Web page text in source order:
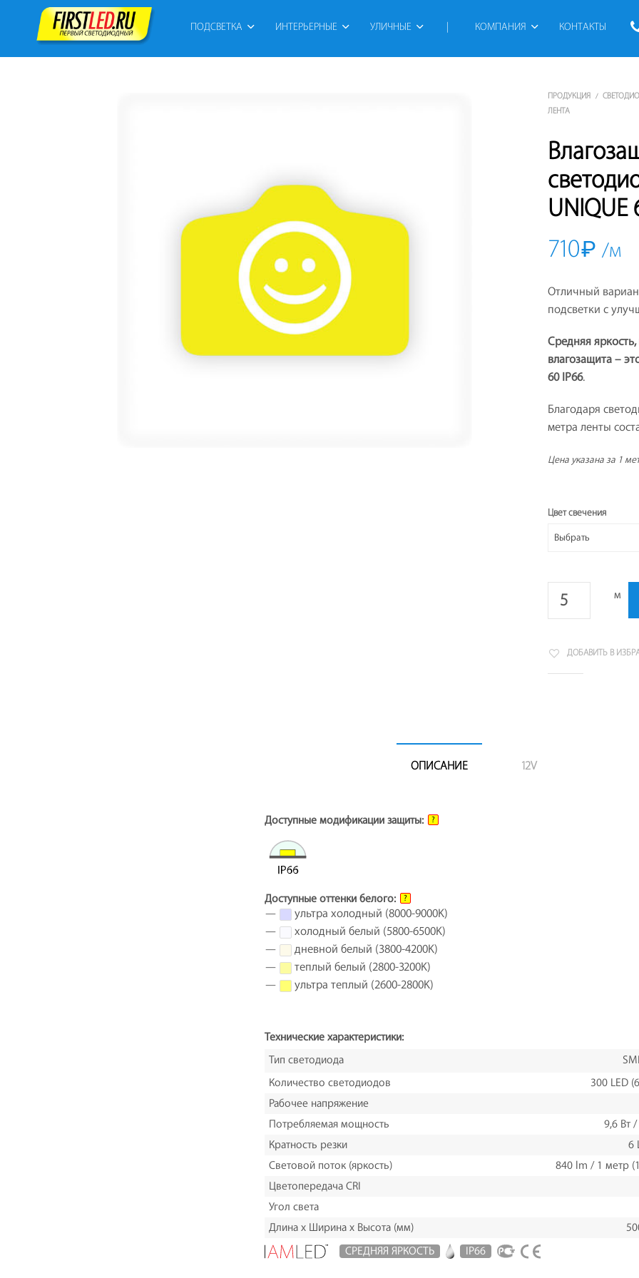
ПОДСВЕТКА ИНТЕРЬЕРНЫЕ УЛИЧНЫЕ КОМПАНИЯ КОНТАКТЫ
ПРОДУКЦИЯ /
ЛЕНТА
UNIQUE
710₽ /м
Отличный
подсветки с
Средняя
влагозащита –
60 IP66.
Благодаря
метра ленты
Цена указана за 1
Цвет свечения
м
ДОБАВИТЬ В
ОПИСАНИЕ 12V
Доступные модификации защиты: ?
Доступные оттенки белого: ?
—
ультра холодный (8000-9000K)
—
холодный белый (5800-6500K)
—
дневной белый (3800-4200K)
—
теплый белый (2800-3200K)
—
ультра теплый (2600-2800K)
Технические характеристики:
Тип светодиода
Количество светодиодов
300 LED
Рабочее напряжение
Потребляемая мощность
9,6 Вт
Кратность резки
6
Световой поток (яркость)
840 lm / 1 метр
Цветопередача CRI
Угол света
Длина х Ширина х Высота (мм)
СРЕДНЯЯ ЯРКОСТЬ
IP66